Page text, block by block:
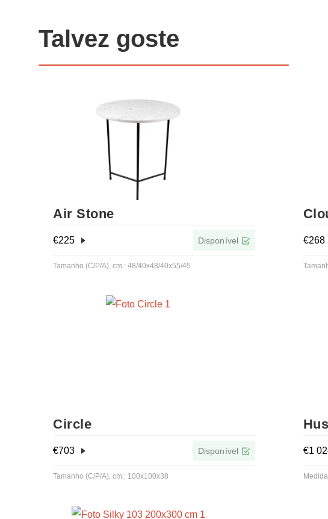
Talvez goste
Air Stone
€225 Disponível
Tamanho (C/P/A), cm.: 48/40x48/40x55/45
€268
Circle
€703 Disponível
Tamanho (C/P/A), cm.: 100x100x38
€1